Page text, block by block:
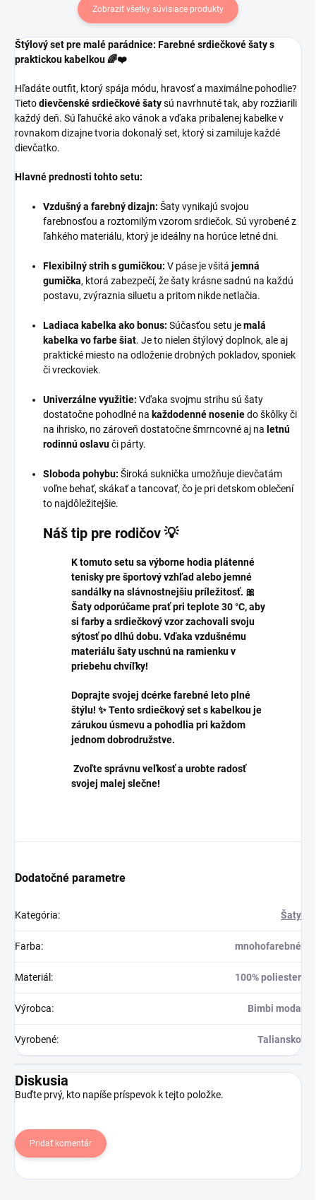
Zobraziť všetky súvisiace produkty
Štýlový set pre malé parádnice: Farebné srdiečkové šaty s
praktickou kabelkou 🌈❤️
Hľadáte outfit, ktorý spája módu, hravosť a maximálne pohodlie?
Tietodievčenské srdiečkové šatysú navrhnuté tak, aby rozžiarili
každý deň. Sú ľahučké ako vánok a vďaka pribalenej kabelke v
rovnakom dizajne tvoria dokonalý set, ktorý si zamiluje každé
dievčatko.
Hlavné prednosti tohto setu:
Vzdušný a farebný dizajn: Šaty vynikajú svojou
farebnosťou a roztomilým vzorom srdiečok. Sú vyrobené z
ľahkého materiálu, ktorý je ideálny na horúce letné dni.
Flexibilný strih s gumičkou: V páse je všitá jemná
gumička, ktorá zabezpečí, že šaty krásne sadnú na každú
postavu, zvýraznia siluetu a pritom nikde netlačia.
Ladiaca kabelka ako bonus: Súčasťou setu jemalá
kabelka vo farbe šiat. Je to nielen štýlový doplnok, ale aj
praktické miesto na odloženie drobných pokladov, sponiek
či vreckoviek.
Univerzálne využitie: Vďaka svojmu strihu sú šaty
dostatočne pohodlné na každodenné noseniedo škôlky či
na ihrisko, no zároveň dostatočne šmrncovné aj na letnú
rodinnú oslavuči párty.
Sloboda pohybu: Široká suknička umožňuje dievčatám
voľne behať, skákať a tancovať, čo je pri detskom oblečení
to najdôležitejšie.
Náš tip pre rodičov 💡
K tomuto setu sa výborne hodia plátenné
tenisky pre športový vzhľad alebo jemné
sandálky na slávnostnejšiu príležitosť. 🎀
Šaty odporúčame prať pri teplote 30 °C, aby
si farby a srdiečkový vzor zachovali svoju
sýtosť po dlhú dobu. Vďaka vzdušnému
materiálu šaty uschnú na ramienku v
priebehu chvíľky!
Doprajte svojej dcérke farebné leto plné
štýlu! ✨ Tento srdiečkový set s kabelkou je
zárukou úsmevu a pohodlia pri každom
jednom dobrodružstve.
Zvoľte správnu veľkosť a urobte radosť
svojej malej slečne!
Dodatočné parametre
Kategória: Šaty
Farba: mnohofarebné
Materiál : 100% poliester
Výrobca: Bimbi moda
Vyrobené: Taliansko
Diskusia
Buďte prvý, kto napíše príspevok k tejto položke.
Pridať komentár